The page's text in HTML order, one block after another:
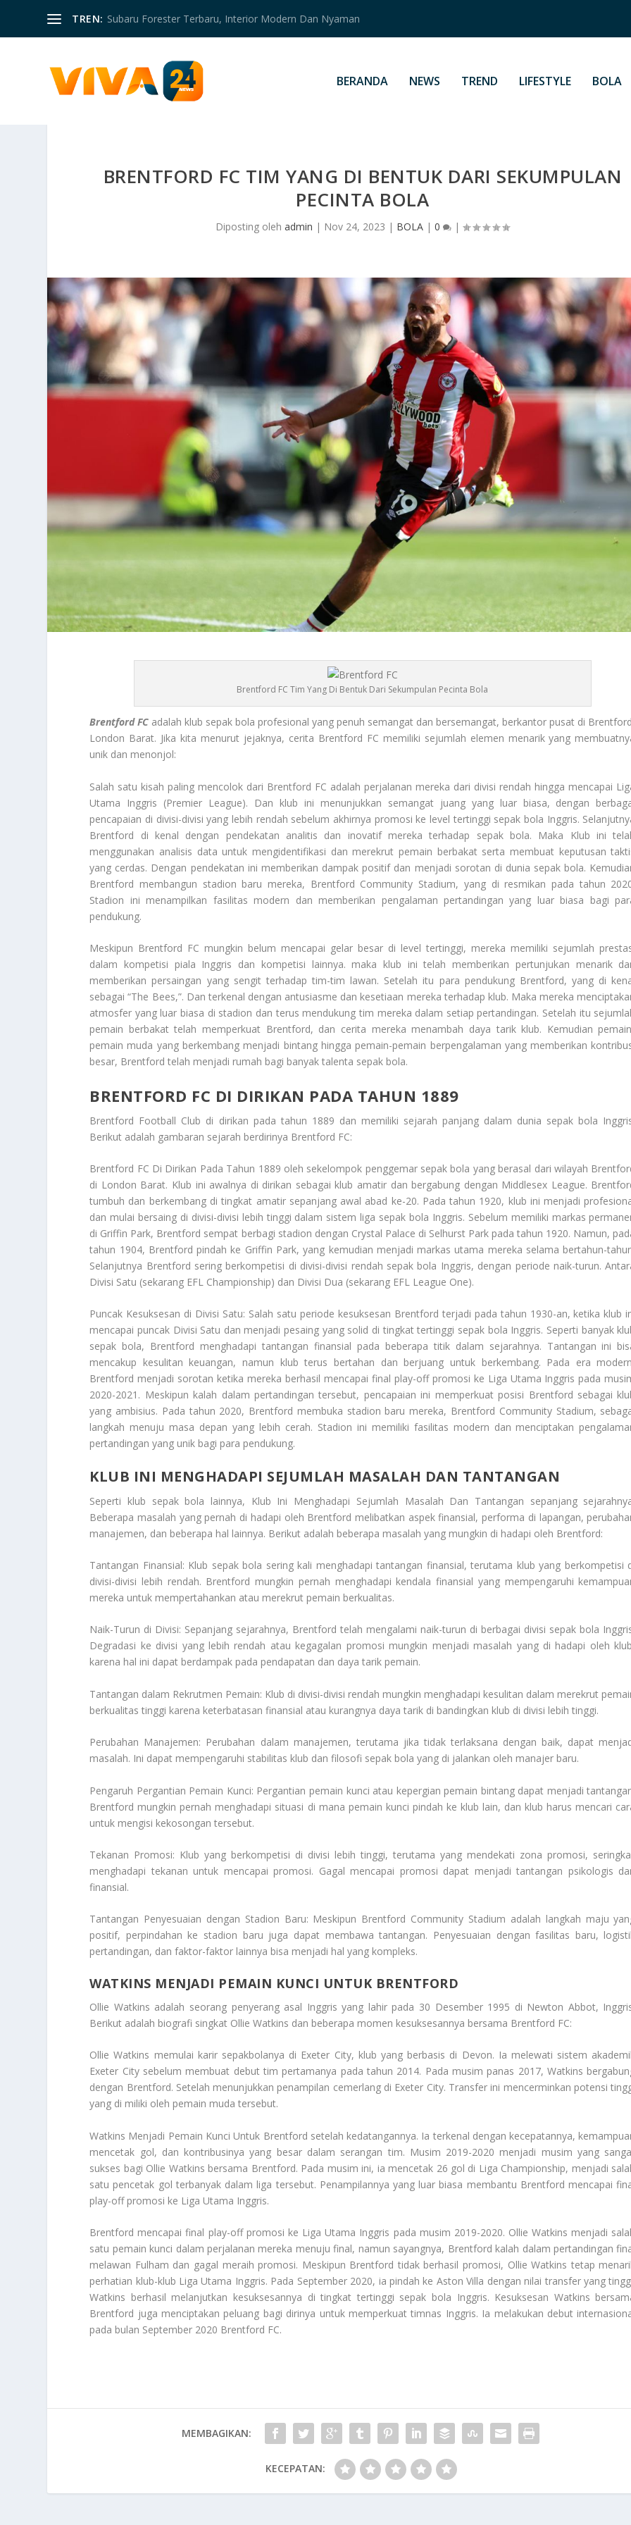
TREN: Subaru Forester Terbaru, Interior Modern Dan Nyaman
BERANDA NEWS TREND LIFESTYLE BOLA
BRENTFORD FC TIM YANG DI BENTUK DARI SEKUMPULAN
PECINTA BOLA
Diposting olehadmin | Nov 24, 2023 | BOLA |0 |
Brentford FC Tim Yang Di Bentuk Dari Sekumpulan Pecinta Bola
Brentford FC adalah klub sepak bola profesional yang penuh semangat dan bersemangat, berkantor pusat di
London Barat. Jika kita menurut jejaknya, cerita Brentford FC memiliki sejumlah elemen menarik yang
unik dan menonjol:
Salah satu kisah paling mencolok dari Brentford FC adalah perjalanan mereka dari divisi rendah hingga mencapai
Utama Inggris (Premier League). Dan klub ini menunjukkan semangat juang yang luar biasa, dengan
pencapaian di divisi-divisi yang lebih rendah sebelum akhirnya promosi ke level tertinggi sepak bola Inggris.
Brentford di kenal dengan pendekatan analitis dan inovatif mereka terhadap sepak bola. Maka Klub ini
menggunakan analisis data untuk mengidentifikasi dan merekrut pemain berbakat serta membuat keputusan
yang cerdas. Dengan pendekatan ini memberikan dampak positif dan menjadi sorotan di dunia sepak bola.
Brentford membangun stadion baru mereka, Brentford Community Stadium, yang di resmikan pada tahun
Stadion ini menampilkan fasilitas modern dan memberikan pengalaman pertandingan yang luar biasa bagi
pendukung.
Meskipun Brentford FC mungkin belum mencapai gelar besar di level tertinggi, mereka memiliki sejumlah
dalam kompetisi piala Inggris dan kompetisi lainnya. maka klub ini telah memberikan pertunjukan menarik
memberikan persaingan yang sengit terhadap tim-tim lawan. Setelah itu para pendukung Brentford, yang di
sebagai “The Bees,”. Dan terkenal dengan antusiasme dan kesetiaan mereka terhadap klub. Maka mereka
atmosfer yang luar biasa di stadion dan terus mendukung tim mereka dalam setiap pertandingan. Setelah itu
pemain berbakat telah memperkuat Brentford, dan cerita mereka menambah daya tarik klub. Kemudian
pemain muda yang berkembang menjadi bintang hingga pemain-pemain berpengalaman yang memberikan
besar, Brentford telah menjadi rumah bagi banyak talenta sepak bola.
BRENTFORD FC DI DIRIKAN PADA TAHUN 1889
Brentford Football Club di dirikan pada tahun 1889 dan memiliki sejarah panjang dalam dunia sepak bola
Berikut adalah gambaran sejarah berdirinya Brentford FC:
Brentford FC Di Dirikan Pada Tahun 1889 oleh sekelompok penggemar sepak bola yang berasal dari wilayah
di London Barat. Klub ini awalnya di dirikan sebagai klub amatir dan bergabung dengan Middlesex League.
tumbuh dan berkembang di tingkat amatir sepanjang awal abad ke-20. Pada tahun 1920, klub ini menjadi
dan mulai bersaing di divisi-divisi lebih tinggi dalam sistem liga sepak bola Inggris. Sebelum memiliki markas
di Griffin Park, Brentford sempat berbagi stadion dengan Crystal Palace di Selhurst Park pada tahun 1920. Namun,
tahun 1904, Brentford pindah ke Griffin Park, yang kemudian menjadi markas utama mereka selama bertahun-
Selanjutnya Brentford sering berkompetisi di divisi-divisi rendah sepak bola Inggris, dengan periode naik-turun.
Divisi Satu (sekarang EFL Championship) dan Divisi Dua (sekarang EFL League One).
Puncak Kesuksesan di Divisi Satu: Salah satu periode kesuksesan Brentford terjadi pada tahun 1930-an, ketika klub
mencapai puncak Divisi Satu dan menjadi pesaing yang solid di tingkat tertinggi sepak bola Inggris. Seperti banyak
sepak bola, Brentford menghadapi tantangan finansial pada beberapa titik dalam sejarahnya. Tantangan ini
mencakup kesulitan keuangan, namun klub terus bertahan dan berjuang untuk berkembang. Pada era
Brentford menjadi sorotan ketika mereka berhasil mencapai final play-off promosi ke Liga Utama Inggris pada
2020-2021. Meskipun kalah dalam pertandingan tersebut, pencapaian ini memperkuat posisi Brentford sebagai
yang ambisius. Pada tahun 2020, Brentford membuka stadion baru mereka, Brentford Community Stadium,
langkah menuju masa depan yang lebih cerah. Stadion ini memiliki fasilitas modern dan menciptakan
pertandingan yang unik bagi para pendukung.
KLUB INI MENGHADAPI SEJUMLAH MASALAH DAN TANTANGAN
Seperti klub sepak bola lainnya, Klub Ini Menghadapi Sejumlah Masalah Dan Tantangan sepanjang
Beberapa masalah yang pernah di hadapi oleh Brentford melibatkan aspek finansial, performa di lapangan,
manajemen, dan beberapa hal lainnya. Berikut adalah beberapa masalah yang mungkin di hadapi oleh Brentford:
Tantangan Finansial: Klub sepak bola sering kali menghadapi tantangan finansial, terutama klub yang berkompetisi
divisi-divisi lebih rendah. Brentford mungkin pernah menghadapi kendala finansial yang mempengaruhi
mereka untuk mempertahankan atau merekrut pemain berkualitas.
Naik-Turun di Divisi: Sepanjang sejarahnya, Brentford telah mengalami naik-turun di berbagai divisi sepak bola
Degradasi ke divisi yang lebih rendah atau kegagalan promosi mungkin menjadi masalah yang di hadapi oleh
karena hal ini dapat berdampak pada pendapatan dan daya tarik pemain.
Tantangan dalam Rekrutmen Pemain: Klub di divisi-divisi rendah mungkin menghadapi kesulitan dalam merekrut
berkualitas tinggi karena keterbatasan finansial atau kurangnya daya tarik di bandingkan klub di divisi lebih tinggi.
Perubahan Manajemen: Perubahan dalam manajemen, terutama jika tidak terlaksana dengan baik, dapat
masalah. Ini dapat mempengaruhi stabilitas klub dan filosofi sepak bola yang di jalankan oleh manajer baru.
Pengaruh Pergantian Pemain Kunci: Pergantian pemain kunci atau kepergian pemain bintang dapat menjadi
Brentford mungkin pernah menghadapi situasi di mana pemain kunci pindah ke klub lain, dan klub harus mencari
untuk mengisi kekosongan tersebut.
Tekanan Promosi: Klub yang berkompetisi di divisi lebih tinggi, terutama yang mendekati zona promosi,
menghadapi tekanan untuk mencapai promosi. Gagal mencapai promosi dapat menjadi tantangan psikologis
finansial.
Tantangan Penyesuaian dengan Stadion Baru: Meskipun Brentford Community Stadium adalah langkah maju
positif, perpindahan ke stadion baru juga dapat membawa tantangan. Penyesuaian dengan fasilitas baru,
pertandingan, dan faktor-faktor lainnya bisa menjadi hal yang kompleks.
WATKINS MENJADI PEMAIN KUNCI UNTUK BRENTFORD
Ollie Watkins adalah seorang penyerang asal Inggris yang lahir pada 30 Desember 1995 di Newton Abbot,
Berikut adalah biografi singkat Ollie Watkins dan beberapa momen kesuksesannya bersama Brentford FC:
Ollie Watkins memulai karir sepakbolanya di Exeter City, klub yang berbasis di Devon. Ia melewati sistem
Exeter City sebelum membuat debut tim pertamanya pada tahun 2014. Pada musim panas 2017, Watkins
dengan Brentford. Setelah menunjukkan penampilan cemerlang di Exeter City. Transfer ini mencerminkan potensi
yang di miliki oleh pemain muda tersebut.
Watkins Menjadi Pemain Kunci Untuk Brentford setelah kedatangannya. Ia terkenal dengan kecepatannya,
mencetak gol, dan kontribusinya yang besar dalam serangan tim. Musim 2019-2020 menjadi musim yang
sukses bagi Ollie Watkins bersama Brentford. Pada musim ini, ia mencetak 26 gol di Liga Championship, menjadi
satu pencetak gol terbanyak dalam liga tersebut. Penampilannya yang luar biasa membantu Brentford mencapai
play-off promosi ke Liga Utama Inggris.
Brentford mencapai final play-off promosi ke Liga Utama Inggris pada musim 2019-2020. Ollie Watkins menjadi
satu pemain kunci dalam perjalanan mereka menuju final, namun sayangnya, Brentford kalah dalam pertandingan
melawan Fulham dan gagal meraih promosi. Meskipun Brentford tidak berhasil promosi, Ollie Watkins tetap
perhatian klub-klub Liga Utama Inggris. Pada September 2020, ia pindah ke Aston Villa dengan nilai transfer yang
Watkins berhasil melanjutkan kesuksesannya di tingkat tertinggi sepak bola Inggris. Kesuksesan Watkins
Brentford juga menciptakan peluang bagi dirinya untuk memperkuat timnas Inggris. Ia melakukan debut
pada bulan September 2020 Brentford FC.
MEMBAGIKAN:
KECEPATAN: